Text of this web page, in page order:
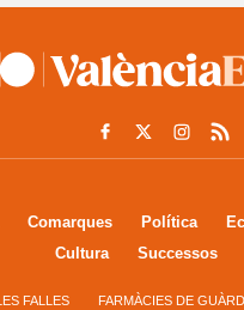
Comarques Política
Cultura
Successos
LES FALLES FARMÀCIES DE